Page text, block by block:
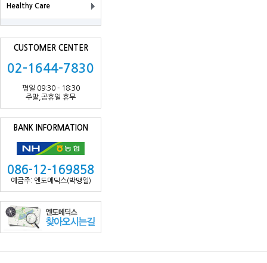
Healthy Care
CUSTOMER CENTER
02-1644-7830
평일 09:30 - 18:30
주말,공휴일 휴무
BANK INFORMATION
086-12-169858
예금주: 엔도메딕스(박맹일)